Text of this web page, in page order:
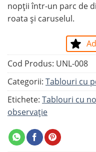
nopții într-un parc de
roata și caruselul.
Cod Produs: UNL-008
Categorii: Tablouri cu
Etichete: Tablouri cu
observație